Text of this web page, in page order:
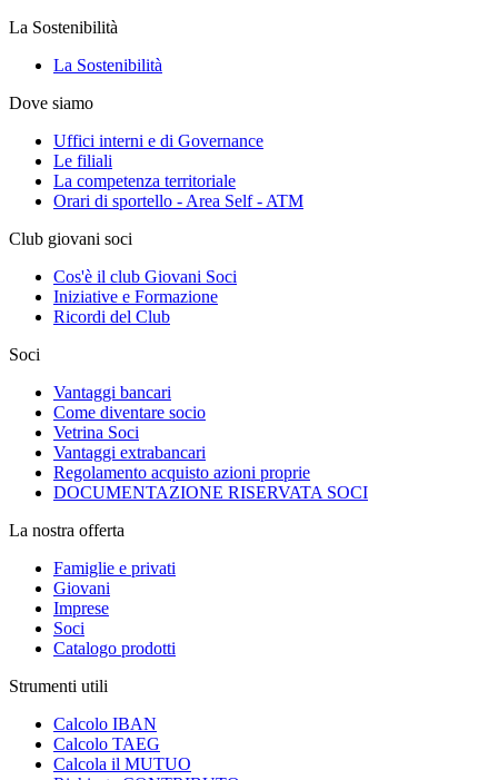
La Sostenibilità
La Sostenibilità
Dove siamo
Uffici interni e di Governance
Le filiali
La competenza territoriale
Orari di sportello - Area Self - ATM
Club giovani soci
Cos'è il club Giovani Soci
Iniziative e Formazione
Ricordi del Club
Soci
Vantaggi bancari
Come diventare socio
Vetrina Soci
Vantaggi extrabancari
Regolamento acquisto azioni proprie
DOCUMENTAZIONE RISERVATA SOCI
La nostra offerta
Famiglie e privati
Giovani
Imprese
Soci
Catalogo prodotti
Strumenti utili
Calcolo IBAN
Calcolo TAEG
Calcola il MUTUO